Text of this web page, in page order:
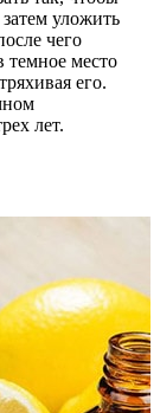
уложить
чего
темное место
его.
лет.